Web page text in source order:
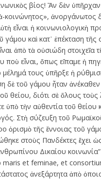
βίος! Ἂν δὲν
ἀνοργάνωτος
εἶναι ἡ κοινωνιολογικὴ
καὶ κατ᾽ ἐπέκταση τῆς
ἀπὸ τὰ οὐσιώδη
ποὺ εἶναι, ὅπως εἴπαμε ἡ
τους ὑπῆρξε ἡ
δὲ τοῦ γάμου ἦταν
θείου, διότι σὲ ὅλους
τὴν αὐθεντία τοῦ θείου
Στὴ σύζευξη τοῦ
ὁρισμὸ τῆς ἔννοιας τοῦ
στοὺς Πανδέκτες ἔχει ὡς
Δικαίου
et feminae, et
ἀνεξάρτητα ἀπὸ